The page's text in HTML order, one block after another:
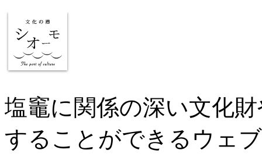
塩竈に関係の深い文化
することができるウェ